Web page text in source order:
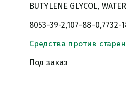
BUTYLENE GLYCOL, WATER
8053-39-2,107-88-0,7732-
Средства против
Под заказ